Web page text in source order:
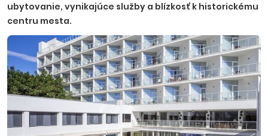
ubytovanie, vynikajúce služby a blízkosť k historickému
centru mesta.